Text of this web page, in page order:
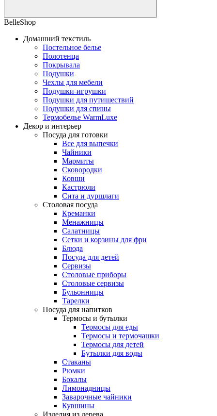
BelleShop
Домашний текстиль
Постельное белье
Полотенца
Покрывала
Подушки
Чехлы для мебели
Подушки-игрушки
Подушки для путишествий
Подушки для спины
Термобелье WarmLuxe
Декор и интерьер
Посуда для готовки
Все для выпечки
Чайники
Мармиты
Сковородки
Ковши
Кастрюли
Сита и дуршлаги
Столовая посуда
Креманки
Менажницы
Салатницы
Сетки и корзины для фри
Блюда
Посуда для детей
Сервизы
Столовые приборы
Столовые сервизы
Бульонницы
Тарелки
Посуда для напитков
Термосы и бутылки
Термосы для еды
Термосы и термочашки
Термосы для детей
Бутылки для воды
Стаканы
Рюмки
Бокалы
Лимонадницы
Заварочные чайники
Кувшины
Изделия из дерева